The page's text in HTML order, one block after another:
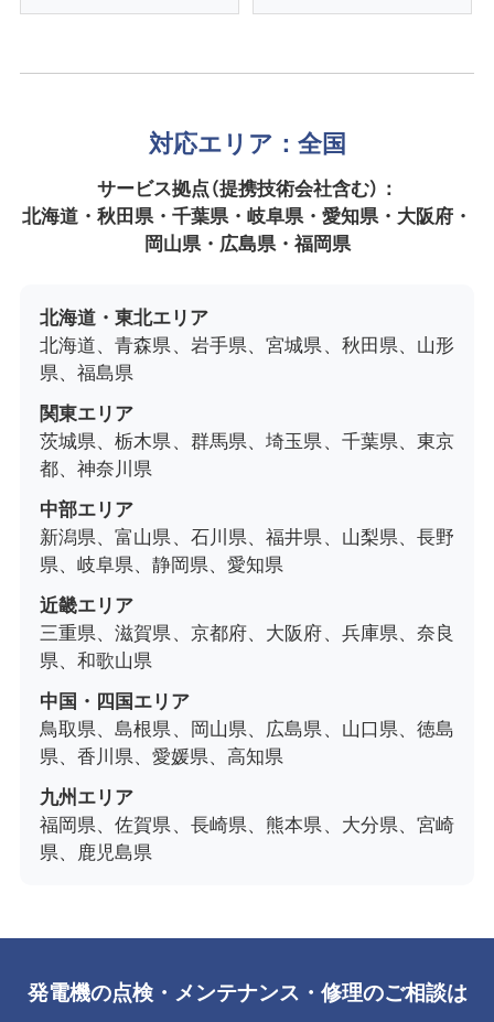
対応エリア：全国
サービス拠点（提携技術会社含む）：
北海道・秋田県・千葉県・岐阜県・愛知県・大阪府・
岡山県・広島県・福岡県
北海道・東北エリア
北海道、青森県、岩手県、宮城県、秋田県、山形
県、福島県
関東エリア
茨城県、栃木県、群馬県、埼玉県、千葉県、東京
都、神奈川県
中部エリア
新潟県、富山県、石川県、福井県、山梨県、長野
県、岐阜県、静岡県、愛知県
近畿エリア
三重県、滋賀県、京都府、大阪府、兵庫県、奈良
県、和歌山県
中国・四国エリア
鳥取県、島根県、岡山県、広島県、山口県、徳島
県、香川県、愛媛県、高知県
九州エリア
福岡県、佐賀県、長崎県、熊本県、大分県、宮崎
県、鹿児島県
発電機の点検・メンテナンス・修理のご相談は